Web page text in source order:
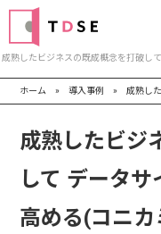
成熟したビジネスの既成概念を打破し
ホーム » 導入事例 » 成熟し
成熟したビジ
して データ
高める(コニ